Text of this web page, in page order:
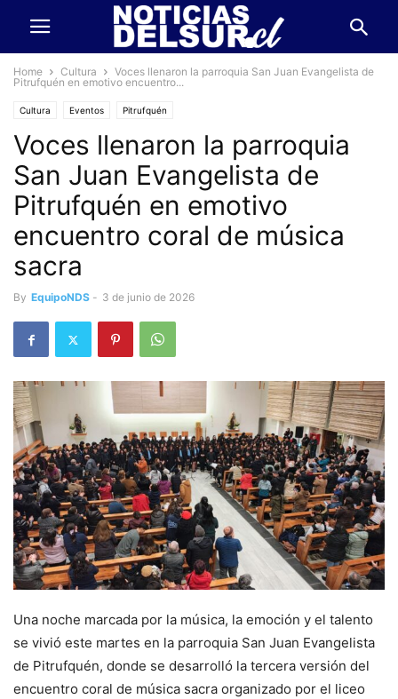
Home Cultura
Voces llenaron la parroquia San Juan Evangelista de
Pitrufquén en emotivo encuentro...
Cultura Eventos Pitrufquén
Voces llenaron la parroquia
San Juan Evangelista de
Pitrufquén en emotivo
encuentro coral de música
sacra
By EquipoNDS - 3 de junio de 2026
Una noche marcada por la música, la emoción y el talento
se vivió este martes en la parroquia San Juan Evangelista
de Pitrufquén, donde se desarrolló la tercera versión del
encuentro coral de música sacra organizado por el liceo